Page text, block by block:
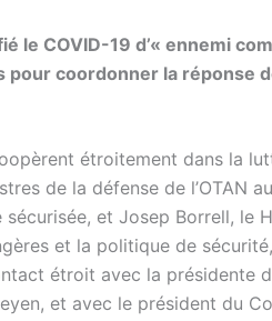
le COVID-19 d’« ennemi
coordonner la réponse
étroitement dans la
de la défense de l’OTAN
et Josep Borrell, le
et la politique de
étroit avec la présidente
et avec le président du